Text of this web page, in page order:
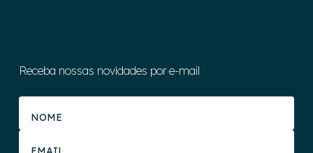
Receba nossas novidades por e-mail